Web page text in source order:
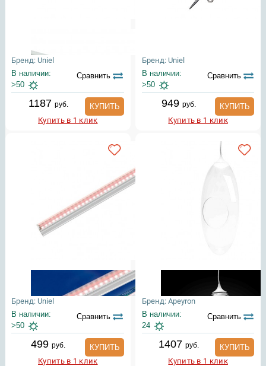
Бренд: Uniel
В наличии:
>50
Сравнить
1187 руб.
КУПИТЬ
Купить в 1 клик
Бренд: Uniel
В наличии:
>50
Сравнить
949 руб.
КУПИТЬ
Купить в 1 клик
Бренд: Uniel
В наличии:
>50
Сравнить
499руб.
КУПИТЬ
Купить в 1 клик
Бренд: Apeyron
В наличии:
24
Сравнить
1407 руб.
КУПИТЬ
Купить в 1 клик